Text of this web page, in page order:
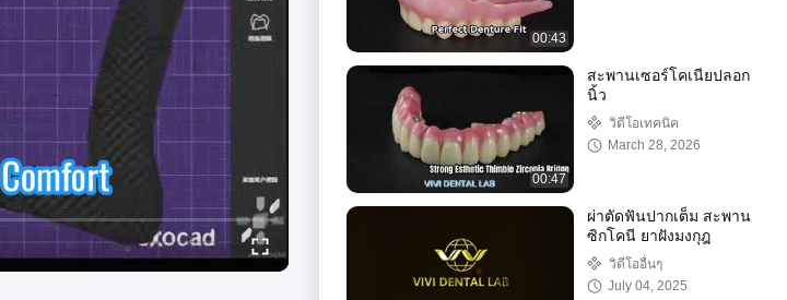
00:43
00:47
สะพานเซอร์โคเนียปลอก
นิ้ว
วิดีโอเทคนิค
March 28, 2026
ผ่าตัดฟันปากเต็ม สะพาน
ซิกโคนี ยาฝังมงกุฎ
วิดีโออื่นๆ
July 04, 2025